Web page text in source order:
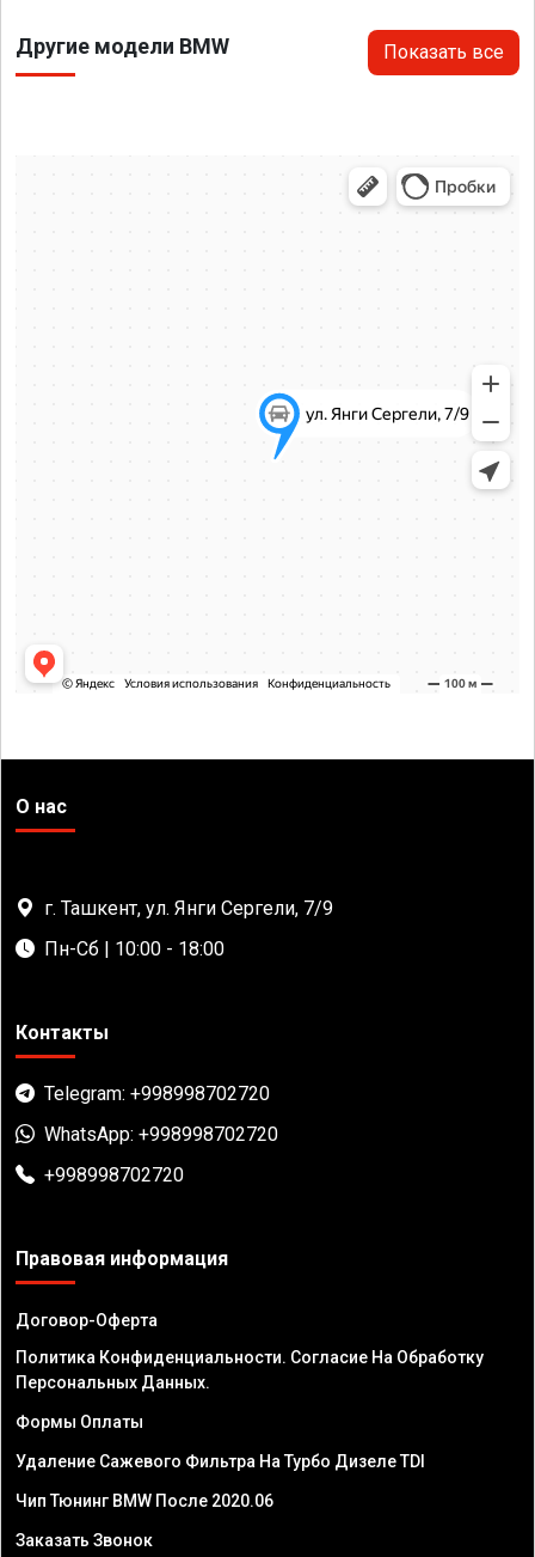
Другие модели BMW Показать все
О нас
г. Ташкент, ул. Янги Сергели, 7/9
Пн-Сб | 10:00 - 18:00
Контакты
Telegram: +998998702720
WhatsApp: +998998702720
+998998702720
Правовая информация
Договор-Оферта
Политика Конфиденциальности. Согласие На Обработку
Персональных Данных.
Формы Оплаты
Удаление Сажевого Фильтра На Турбо Дизеле TDI
Чип Тюнинг BMW После 2020.06
Заказать Звонок